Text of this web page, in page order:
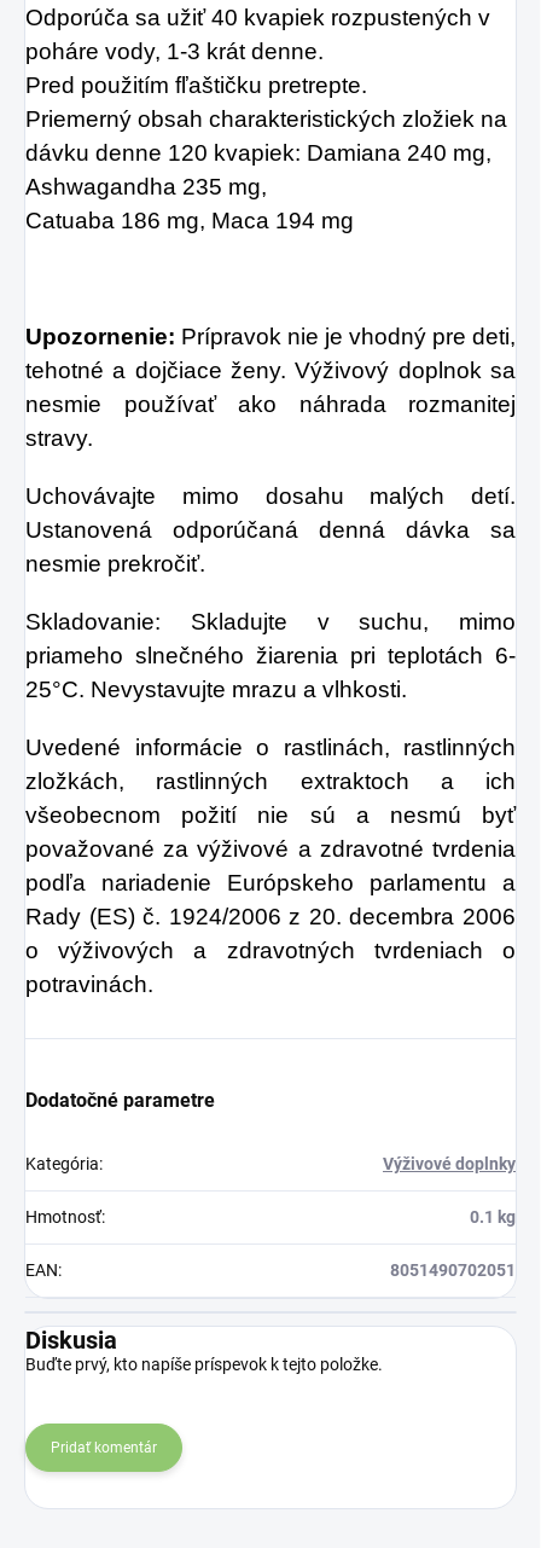
Odporúča sa užiť 40 kvapiek rozpustených v
poháre vody, 1-3 krát denne.
Pred použitím fľaštičku pretrepte.
Priemerný obsah charakteristických zložiek na
dávku denne 120 kvapiek: Damiana 240 mg,
Ashwagandha 235 mg,
Catuaba 186 mg, Maca 194 mg
Upozornenie: Prípravok nie je vhodný pre deti,
tehotné a dojčiace ženy. Výživový doplnok sa
nesmie používať ako náhrada rozmanitej
stravy.
Uchovávajte mimo dosahu malých detí.
Ustanovená odporúčaná denná dávka sa
nesmie prekročiť.
Skladovanie: Skladujte v suchu, mimo
priameho slnečného žiarenia pri teplotách 6-
25°C. Nevystavujte mrazu a vlhkosti.
Uvedené informácie o rastlinách, rastlinných
zložkách, rastlinných extraktoch a ich
všeobecnom požití nie sú a nesmú byť
považované za výživové a zdravotné tvrdenia
podľa nariadenie Európskeho parlamentu a
Rady (ES) č. 1924/2006 z 20. decembra 2006
o výživových a zdravotných tvrdeniach o
potravinách.
Dodatočné parametre
Kategória: Výživové doplnky
Hmotnosť: 0.1 kg
EAN: 8051490702051
Diskusia
Buďte prvý, kto napíše príspevok k tejto položke.
Pridať komentár